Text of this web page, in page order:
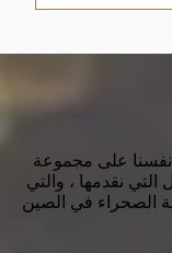
على مجموعة
نقدمها ، والتي
الصحراء في الصين